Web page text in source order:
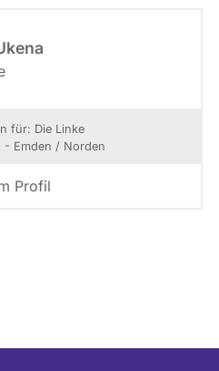
für: Die Linke
- Emden / Norden
Profil